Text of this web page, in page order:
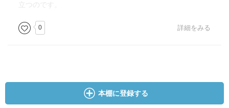
立つのです。
0 詳細をみる
本棚に登録する